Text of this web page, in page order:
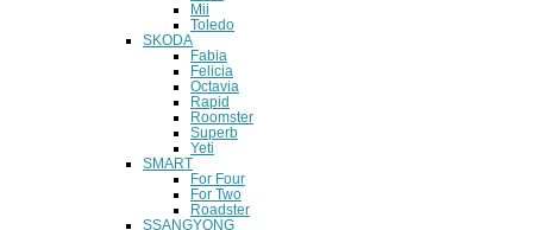
Mii
Toledo
SKODA
Fabia
Felicia
Octavia
Rapid
Roomster
Superb
Yeti
SMART
For Four
For Two
Roadster
SSANGYONG